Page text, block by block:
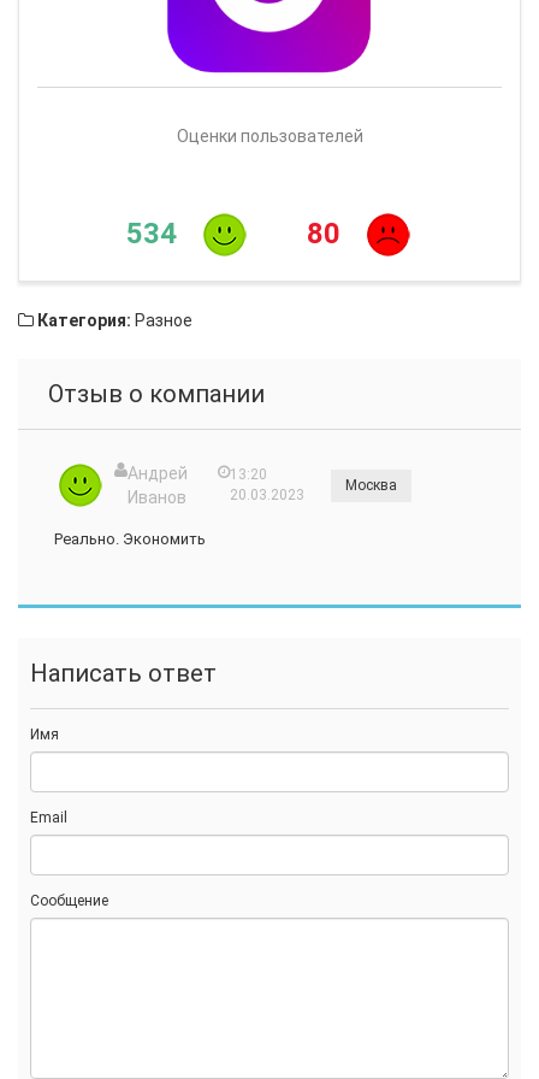
Оценки пользователей
534 80
Категория: Разное
Отзыв о компании
Андрей
Иванов
13:20
20.03.2023
Москва
Реально. Экономить
Написать ответ
Имя
Email
Сообщение